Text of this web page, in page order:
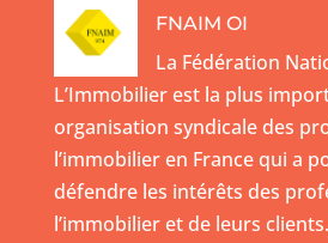
FNAIM OI
La Fédération
L’Immobilier est la plus
organisation syndicale des
l’immobilier en France qui a
défendre les intérêts des
l’immobilier et de leurs